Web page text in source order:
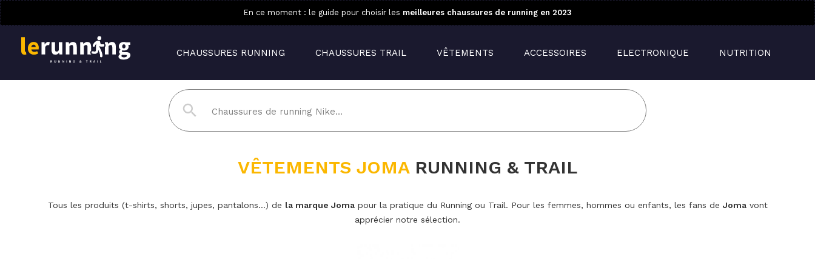
En ce moment : le guide pour choisir les meilleures chaussures de running en 2023
CHAUSSURES RUNNING CHAUSSURES TRAIL VÊTEMENTS ACCESSOIRES ELECTRONIQUE NUTRITION
VÊTEMENTS JOMA RUNNING & TRAIL
Tous les produits (t-shirts, shorts, jupes, pantalons...) de la marque Jomapour la pratique du Running ou Trail. Pour les femmes, hommes ou enfants, les fans de Jomavont
apprécier notre sélection.